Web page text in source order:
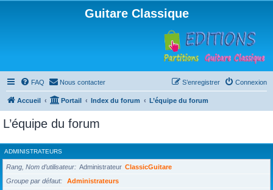
Guitare Classique
FAQ Nous contacter Connexion
S’enregistrer
Accueil Portail Index du forum L’équipe du forum
L’équipe du forum
ADMINISTRATEURS
Rang, Nom d’utilisateur Administrateur ClassicGuitare
Groupe par défaut
Administrateurs